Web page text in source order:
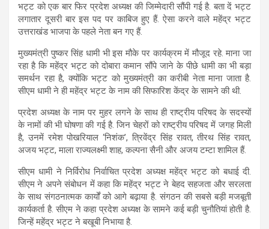
भट्ट को एक बार फिर प्रदेश अध्यक्ष की जिम्मेदारी सौंपी गई है. बता दें भट्ट
लगातार दूसरी बार इस पद पर काबिज हुए हैं. ऐसा करने वाले महेंद्र भट्ट
उत्तराखंड भाजपा के पहले नेता बन गए हैं.
मुख्यमंत्री पुष्कर सिंह धामी भी इस मौके पर कार्यक्रम में मौजूद रहे. माना जा
रहा है कि महेंद्र भट्ट को दोबारा कमान सौंपे जाने के पीछे धामी का भी बड़ा
समर्थन रहा है, क्योंकि भट्ट को मुख्यमंत्री का करीबी नेता माना जाता है.
सीएम धामी ने ही महेंद्र भट्ट के नाम की सिफारिश केंद्र के सामने की थी.
प्रदेश अध्यक्ष के नाम पर मुहर लगने के साथ ही राष्ट्रीय परिषद के सदस्यों
के नामों की भी घोषणा की गई है. जिन चेहरों को राष्ट्रीय परिषद में जगह मिली
है, उनमें रमेश पोखरियाल ‘निशंक’, त्रिवेंद्र सिंह रावत, तीरथ सिंह रावत,
अजय भट्ट, माला राज्यलक्ष्मी शाह, कल्पना सैनी और अजय टम्टा शामिल हैं.
सीएम धामी ने निर्विरोध निर्वाचित प्रदेश अध्यक्ष महेंद्र भट्ट को बधाई दी.
सीएम ने अपने संबोधन में कहा कि महेंद्र भट्ट ने बेहद सहजता और सरलता
के साथ संगठनात्मक कार्यों को आगे बढ़ाया है. संगठन की सबसे बड़ी मजबूती
कार्यकर्ता है. सीएम ने कहा प्रदेश अध्यक्ष के सामने कई बड़ी चुनौतियां होती है.
जिन्हें महेंद्र भट्ट ने बखूबी निभाया है.